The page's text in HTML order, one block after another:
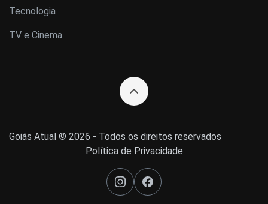
Tecnologia
TV e Cinema
Goiás Atual © 2026 - Todos os direitos reservados
Política de Privacidade